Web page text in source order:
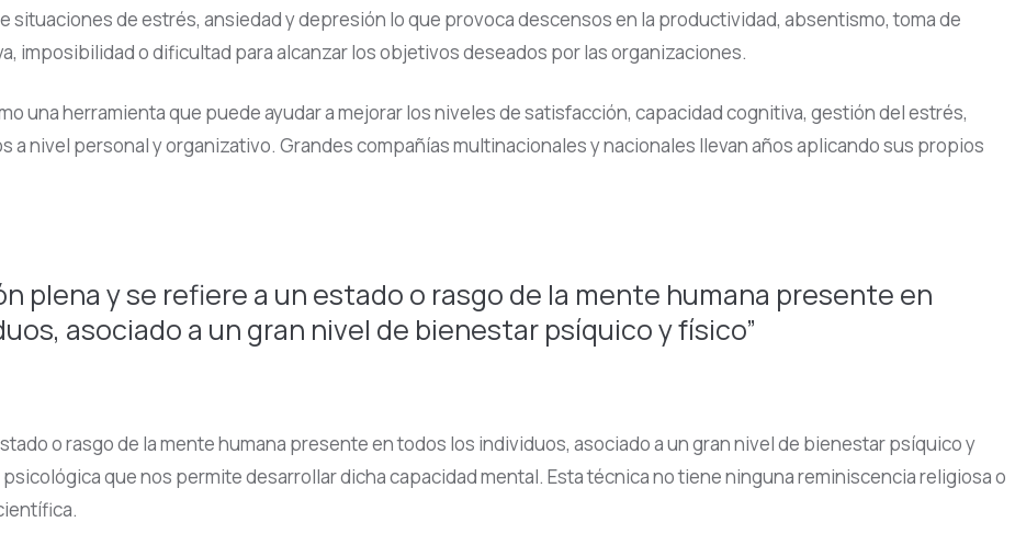
situaciones de estrés, ansiedad y depresión lo que provoca descensos en la productividad, absentismo, toma de
imposibilidad o dificultad para alcanzar los objetivos deseados por las organizaciones.
una herramienta que puede ayudar a mejorar los niveles de satisfacción, capacidad cognitiva, gestión del estrés,
a nivel personal y organizativo. Grandes compañías multinacionales y nacionales llevan años aplicando sus propios
plena y se refiere a un estado o rasgo de la mente humana presente en
asociado a un gran nivel de bienestar psíquico y físico”
o rasgo de la mente humana presente en todos los individuos, asociado a un gran nivel de bienestar psíquico y
que nos permite desarrollar dicha capacidad mental. Esta técnica no tiene ninguna reminiscencia religiosa o